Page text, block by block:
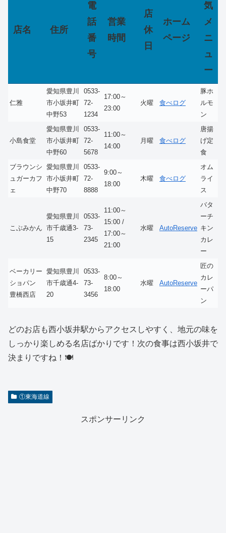
店名 住所
電
話
番
号
営業
時間
店
休
日
ホーム
ページ
気
メ
ニ
ュ
ー
仁雅
愛知県豊川
市小坂井町
中野53
0533-
72-
1234
17:00～
23:00
火曜 食べログ
豚ホ
ルモ
ン
小島食堂
愛知県豊川
市小坂井町
中野60
0533-
72-
5678
11:00～
14:00
月曜 食べログ
唐揚
げ定
食
ブラウンシ
ュガーカフ
ェ
愛知県豊川
市小坂井町
中野70
0533-
72-
8888
9:00～
18:00
木曜 食べログ
オム
ライ
ス
こぶみかん
愛知県豊川
市千歳通3-
15
0533-
73-
2345
11:00～
15:00 /
17:00～
21:00
水曜 AutoReserve
バタ
ーチ
キン
カレ
ー
ベーカリー
ショパン
豊橋西店
愛知県豊川
市千歳通4-
20
0533-
73-
3456
8:00～
18:00
水曜 AutoReserve
匠の
カレ
ーパ
ン
どのお店も西小坂井駅からアクセスしやすく、地元の味を
しっかり楽しめる名店ばかりです！次の食事は西小坂井で
決まりですね！🍽️
①東海道線
スポンサーリンク